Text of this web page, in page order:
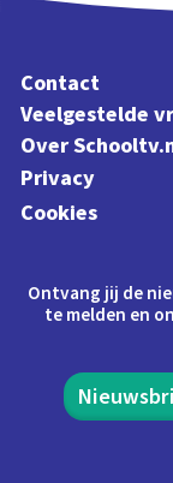
Contact
Veelgestelde
Over
Privacy
Cookies
Ontvang jij de
te melden en